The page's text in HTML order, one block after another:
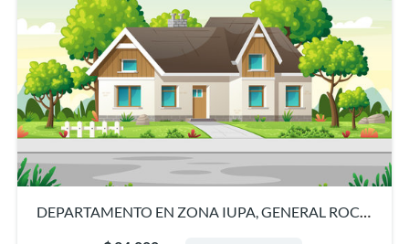
DEPARTAMENTO EN ZONA IUPA, GENERAL ROCA,